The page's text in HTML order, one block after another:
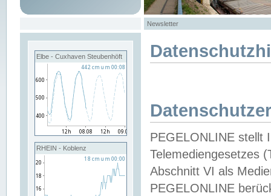
Newsletter
Elbe - Cuxhaven Steubenhöft
RHEIN - Koblenz
PEGELONLINE stellt
Telemediengesetzes
Abschnitt VI als
PEGELONLINE